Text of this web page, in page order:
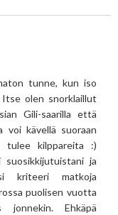
tunne, kun iso
olen snorklaillut
Gili-saarilla että
voi kävellä suoraan
tulee kilppareita :)
suosikkijutuistani ja
kriteeri matkoja
puolisen vuotta
Ehkäpä